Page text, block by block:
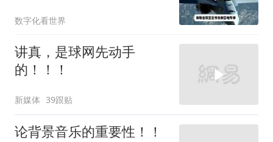
数字化看世界
讲真，是球网先动手
的！！！
新媒体 39跟贴
论背景音乐的重要性！！